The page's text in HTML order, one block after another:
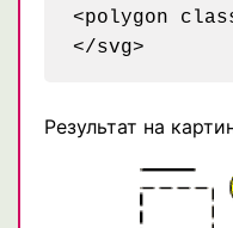
<polygon
Результат на